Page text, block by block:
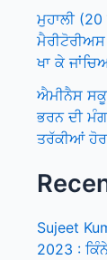
ਮੁਹਾਲੀ
ਖਾ ਕੇ
ਐਮੀਨੈਸ
ਭਰਨ ਦੀ
ਤਰੱਕੀਆਂ
Sujeet
2023 :